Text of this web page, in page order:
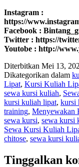
Instagram :
https://
Facebook :
Twitter : https://
Youtobe : http://
Diterbitkan Mei 13,
Dikategorikan dalam
Lipat, Kursi Kuliah
sewa kursi kuliah,
kursi kuliah lipat, kursi
training, Menyewakan
sewa kursi, sewa kursi
Sewa Kursi Kuliah
chitose, sewa kursi
Tinggalkan